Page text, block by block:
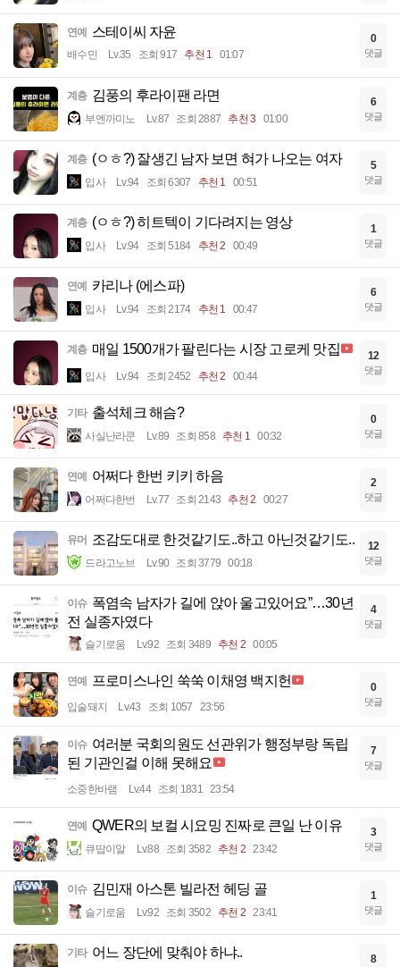
연예 스테이씨 자윤
배수민 Lv.35 조회 917 추천 1 01:07
0
댓글
계층 김풍의 후라이팬 라면
부엔까미노 Lv.87 조회 2887 추천 3 01:00
6
댓글
계층 (ㅇㅎ?) 잘생긴 남자 보면 혀가 나오는 여자
입사 Lv.94 조회 6307 추천 1 00:51
5
댓글
계층 (ㅇㅎ?) 히트텍이 기다려지는 영상
입사 Lv.94 조회 5184 추천 2 00:49
1
댓글
연예 카리나 (에스파)
입사 Lv.94 조회 2174 추천 1 00:47
6
댓글
계층 매일 1500개가 팔린다는 시장 고로케 맛집
입사 Lv.94 조회 2452 추천 2 00:44
12
댓글
기타 출석체크 해슴?
사실난라쿤 Lv.89 조회 858 추천 1 00:32
0
댓글
연예 어쩌다 한번 키키 하음
어쩌다한번 Lv.77 조회 2143 추천 2 00:27
2
댓글
유머 조감도대로 한것같기도..하고 아닌것같기도..
드라고노브 Lv.90 조회 3779 00:18
12
댓글
이슈 폭염속 남자가 길에 앉아 울고있어요”…30년
전 실종자였다
슬기로움 Lv.92 조회 3489 추천 2 00:05
4
댓글
연예 프로미스나인 쑥쑥 이채영 백지헌
입술돼지 Lv.43 조회 1057 23:56
0
댓글
이슈 여러분 국회의원도 선관위가 행정부랑 독립
된 기관인걸 이해 못해요
소중한바램 Lv.44 조회 1831 23:54
7
댓글
연예 QWER의 보컬 시요밍 진짜로 큰일 난 이유
큐땁이알 Lv.88 조회 3582 추천 2 23:42
3
댓글
이슈 김민재 아스톤 빌라전 헤딩 골
슬기로움 Lv.92 조회 3502 추천 2 23:41
1
댓글
기타 어느 장단에 맞춰야 하냐.. 8